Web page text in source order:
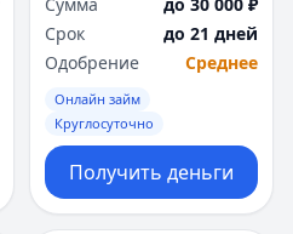
Срок
до 21 дней
Одобрение
Среднее
Онлайн займ
Круглосуточно
Получить деньги